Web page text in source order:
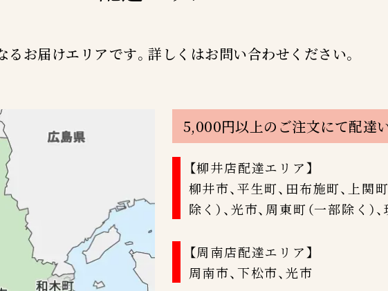
るお届けエリアです。詳しくはお問い合わせください。
5,000円以上のご注文にて配達
【柳井店配達エリア】
柳井市、平生町、田布施町、上関
除く）、光市、周東町（一部除く）
【周南店配達エリア】
周南市、下松市、光市